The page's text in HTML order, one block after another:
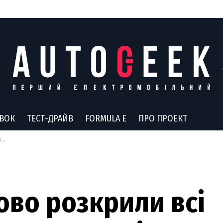
ТЕСТ-ДРАЙВ FORMULA E ПРО ПРОЕКТ
розкрили всі